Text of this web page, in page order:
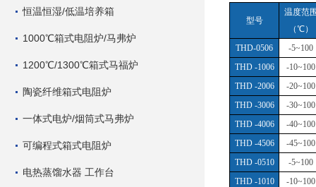
恒温恒湿/低温培养箱
1000℃箱式电阻炉/马弗炉
1200℃/1300℃箱式马福炉
陶瓷纤维箱式电阻炉
一体式电炉/烟筒式马弗炉
可编程式箱式电阻炉
电热蒸馏水器 工作台
型号
温度范
（℃）
THD-0506
-5~100
THD -1006
-10~100
THD -2006
-20~100
THD -3006
-30~100
THD -4006
-40~100
THD -4506
-45~100
THD -0510
-5~100
THD -1010
-10~100